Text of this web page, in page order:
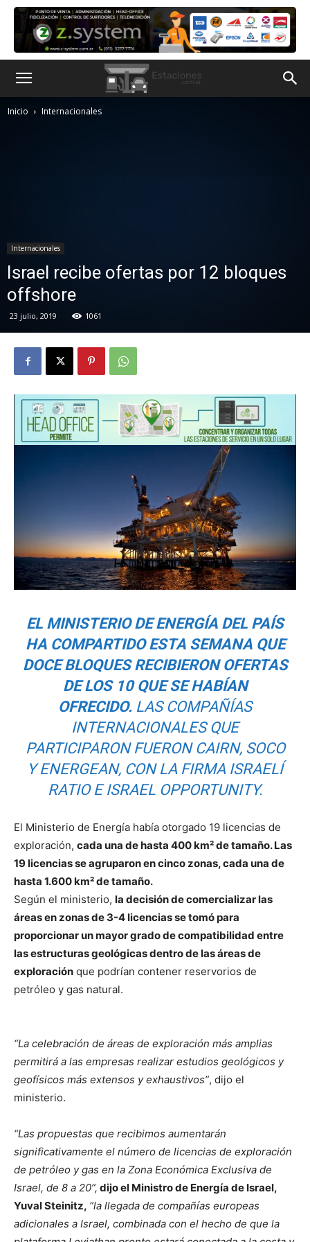
Inicio Internacionales
Internacionales
Israel recibe ofertas por 12 bloques
offshore
23 julio, 2019 1061
EL MINISTERIO DE ENERGÍA DEL PAÍS
HA COMPARTIDO ESTA SEMANA QUE
DOCE BLOQUES RECIBIERON OFERTAS
DE LOS 10 QUE SE HABÍAN
OFRECIDO. LAS COMPAÑÍAS
INTERNACIONALES QUE
PARTICIPARON FUERON CAIRN, SOCO
Y ENERGEAN, CON LA FIRMA ISRAELÍ
RATIO E ISRAEL OPPORTUNITY.
El Ministerio de Energía había otorgado 19 licencias de
exploración, cada una de hasta 400 km² de tamaño. Las
19 licencias se agruparon en cinco zonas, cada una de
hasta 1.600 km² de tamaño.
Según el ministerio, la decisión de comercializar las
áreas en zonas de 3-4 licencias se tomó para
proporcionar un mayor grado de compatibilidad entre
las estructuras geológicas dentro de las áreas de
exploración que podrían contener reservorios de
petróleo y gas natural.
“La celebración de áreas de exploración más amplias
permitirá a las empresas realizar estudios geológicos y
geofísicos más extensos y exhaustivos”, dijo el
ministerio.
“Las propuestas que recibimos aumentarán
significativamente el número de licencias de exploración
de petróleo y gas en la Zona Económica Exclusiva de
Israel, de 8 a 20”, dijo el Ministro de Energía de Israel,
Yuval Steinitz, “la llegada de compañías europeas
adicionales a Israel, combinada con el hecho de que la